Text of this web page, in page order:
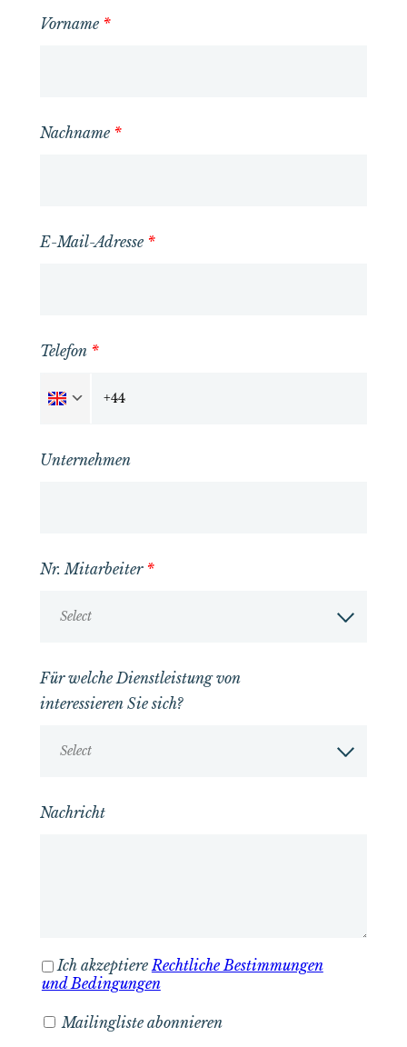
Vorname *
Nachname *
E-Mail-Adresse *
Telefon *
Unternehmen
Nr. Mitarbeiter *
Select
Für welche Dienstleistung von
interessieren Sie sich?
Select
Nachricht
Ich akzeptiereRechtliche Bestimmungen
und Bedingungen
Mailingliste abonnieren